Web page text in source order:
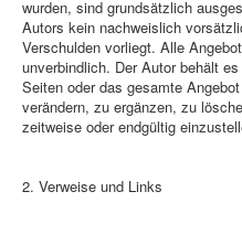
wurden, sind grundsätzlich
Autors kein nachweislich
Verschulden vorliegt. Alle
unverbindlich. Der Autor behält
Seiten oder das gesamte
verändern, zu ergänzen, zu
zeitweise oder endgültig
2. Verweise und Links